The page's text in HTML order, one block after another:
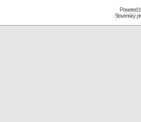
Powered
Slovenský